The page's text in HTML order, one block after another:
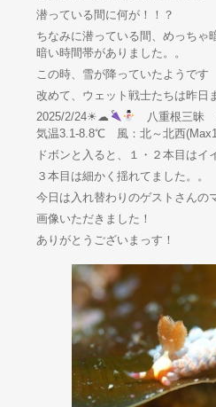
潜っている間に何が！！？
ちなみに潜っている間、めっちゃ
暗い時間帯がありました。。
この時、雪が降っていたようです
改めて、ウェット戦士たちは昨日
2025/2/24☀☁
八重根三昧
気温3.1-8.8℃ 風：北～北西
ドボンと入ると、１・２本目はイ
３本目は細かく揺れてました。。
今日は入れ替わりのゲストさんの
画像いただきました！
ありがとうございまっす！